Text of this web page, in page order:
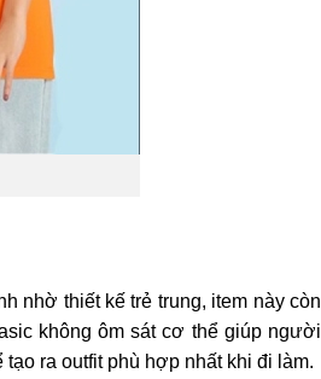
nhờ thiết kế trẻ trung, item này còn
không ôm sát cơ thể giúp người
ra outfit phù hợp nhất khi đi làm.